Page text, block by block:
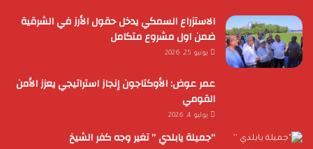
الاستزراع السمكي يدخل حقول الأرز في الشرقية
ضمن اول مشروع متكامل
يونيو 25, 2026
عمر عوض: الأوكتاجون إنجاز استراتيجي يعزز الأمن
القومي
يوليو 4, 2026
“جميلة يابلدي ” تغير وجه كفر الشيخ